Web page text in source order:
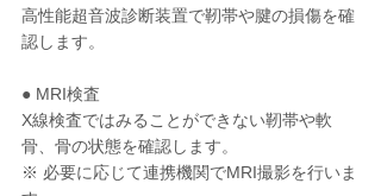
高性能超音波診断装置で靭帯や腱の損傷を確
認します。
● MRI検査
X線検査ではみることができない靭帯や軟
骨、骨の状態を確認します。
※ 必要に応じて連携機関でMRI撮影を行いま